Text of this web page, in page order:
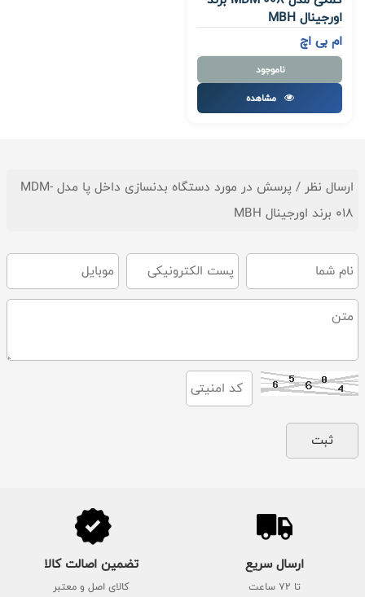
اورجینال MBH
ام بی اچ
ناموجود
مشاهده
ارسال نظر / پرسش در مورد دستگاه بدنسازی داخل پا مدل MDM-
018 برند اورجینال MBH
ارسال سریع
تا 72 ساعت
تضمین اصالت کالا
کالای اصل و معتبر